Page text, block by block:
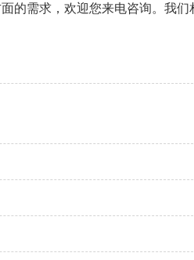
的需求，欢迎您来电咨询。我们